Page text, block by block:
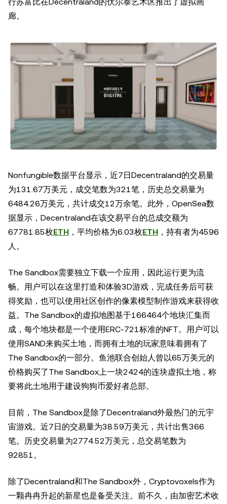
廊。
Nonfungible数据平台显示，近7日Decentraland的交易量
为131.67万美元，成交笔数为321笔，历史总交易量为
6484.26万美元，共计成交12万余笔。此外，OpenSea数
据显示，Decentraland在该交易平台的总成交额为
67781.85枚ETH ，平均价格为6.03枚ETH ，持有者为4596
人。
The Sandbox需要独立下载一个应用，因此运行更为流
畅。用户可以在这里打造和体验3D游戏，完成任务后可获
得奖励，也可以使用社区创作的像素模型制作游戏来获得收
益。The Sandbox的虚拟地图基于166464个地块汇集而
成，每个地块都是一个使用ERC-721标准的NFT。用户可以
使用SAND来购买土地，而拥有土地的玩家意味着拥有了
The Sandbox的一部分。鱼池联合创始人曾以65万美元的
价格购买了The Sandbox上一块2424的连块虚拟土地，称
要将此土地用于建设狗狗币爱好者总部。
目前，The Sandbox是除了Decentraland外最热门的元宇
宙游戏。近7日的交易量为38.59万美元，共计出售366
笔。历史交易量为2774.52万美元，总交易笔数为
92851。
除了Decentraland和The Sandbox外，Cryptovoxels作为
一颗冉冉升起的新星也是备受关注。前不久，由加密艺术收